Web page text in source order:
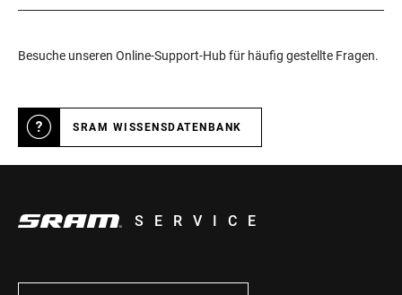
Besuche unseren Online-Support-Hub für häufig gestellte Fragen.
SRAM WISSENSDATENBANK
SERVICE